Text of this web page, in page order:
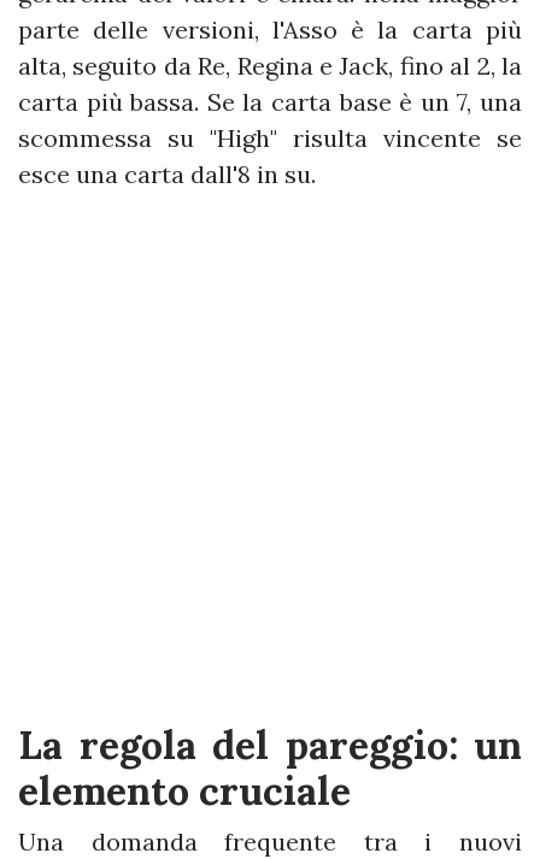
parte delle versioni, l'Asso è la carta più
alta, seguito da Re, Regina e Jack, fino al 2, la
carta più bassa. Se la carta base è un 7, una
scommessa su "High" risulta vincente se
esce una carta dall'8 in su.
La regola del pareggio: un
elemento cruciale
Una domanda frequente tra i nuovi